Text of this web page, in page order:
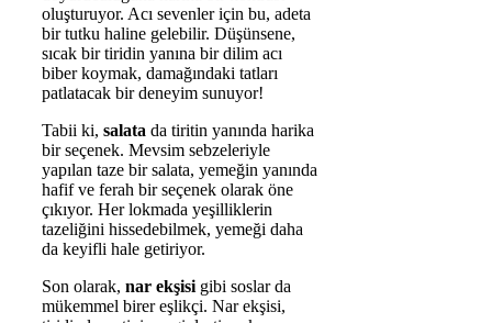
oluşturuyor. Acı sevenler için bu, adeta
bir tutku haline gelebilir. Düşünsene,
sıcak bir tiridin yanına bir dilim acı
biber koymak, damağındaki tatları
patlatacak bir deneyim sunuyor!
Tabii ki, salata da tiritin yanında harika
bir seçenek. Mevsim sebzeleriyle
yapılan taze bir salata, yemeğin yanında
hafif ve ferah bir seçenek olarak öne
çıkıyor. Her lokmada yeşilliklerin
tazeliğini hissedebilmek, yemeği daha
da keyifli hale getiriyor.
Son olarak, nar ekşisi gibi soslar da
mükemmel birer eşlikçi. Nar ekşisi,